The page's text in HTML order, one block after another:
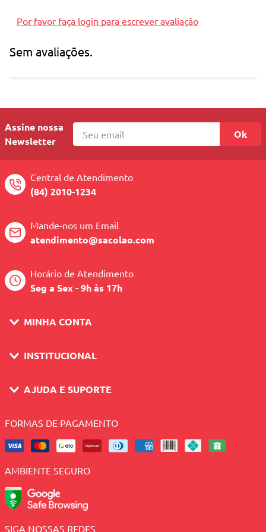
Por favor faça login para escrever avaliação
Sem avaliações.
Assine nossa
Newsletter
Ok
Central de Atendimento
(84) 2010-1234
Mande-nos um Email
atendimento@sacolao.com
Horário de Atendimento
Seg a Sex - 9h às 17h
MINHA CONTA
INSTITUCIONAL
AJUDA E SUPORTE
FORMAS DE PAGAMENTO
AMBIENTE SEGURO
SIGA NOSSAS REDES